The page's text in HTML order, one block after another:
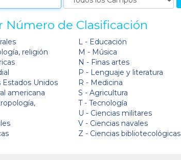
Número de Clasificación
religión
Estados Unidos
americana
L - Educación
M - Música
N - Finas artes
P - Lenguaje y literatura
R - Medicina
S - Agricultura
T - Tecnología
U - Ciencias militares
V - Ciencias navales
Z - Ciencias bibliotecológicas